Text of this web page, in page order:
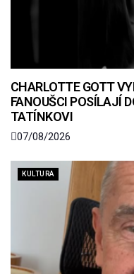
CHARLOTTE GOTT
FANOUŠCI POSÍLAJÍ
TATÍNKOVI
07/08/2026
KULTURA